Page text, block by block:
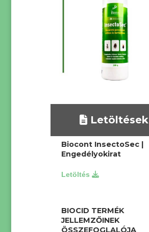
Letöltések
Biocont InsectoSec |
Engedélyokirat
BIOCID TERMÉK
JELLEMZŐINEK